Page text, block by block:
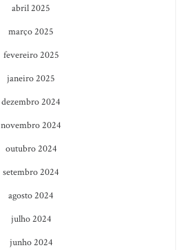
abril 2025
março 2025
fevereiro 2025
janeiro 2025
dezembro 2024
novembro 2024
outubro 2024
setembro 2024
agosto 2024
julho 2024
junho 2024